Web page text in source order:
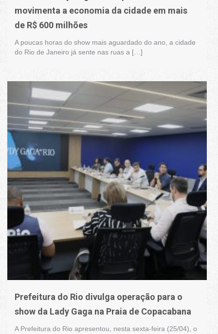
movimenta a economia da cidade em mais
de R$ 600 milhões
A poucas horas do show mais aguardado do ano, a cidade
do Rio de Janeiro já sente nas ruas a […]
Prefeitura do Rio divulga operação para o
show da Lady Gaga na Praia de Copacabana
A Prefeitura do Rio apresentou, nesta sexta-feira (25/04), o